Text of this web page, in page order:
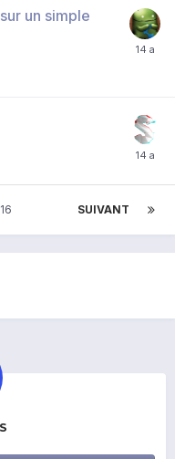
un simple
SUIVANT